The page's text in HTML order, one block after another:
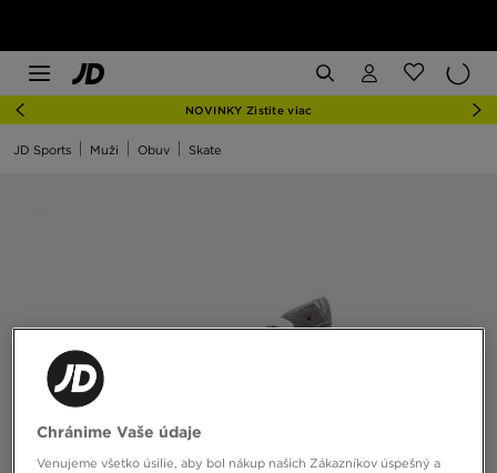
NOVINKY Zistite viac
JD Sports Muži Obuv Skate
Chránime Vaše údaje
Venujeme všetko úsilie, aby bol nákup našich Zákazníkov úspešný a